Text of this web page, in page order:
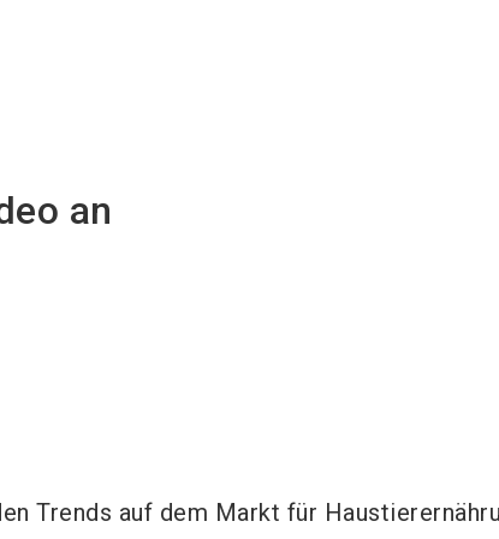
an
Trends auf dem Markt für